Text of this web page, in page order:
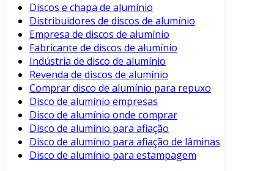
Discos e chapa de alumínio
Distribuidores de discos de alumínio
Empresa de discos de alumínio
Fabricante de discos de alumínio
Indústria de disco de alumínio
Revenda de discos de alumínio
Comprar disco de alumínio para repuxo
Disco de alumínio empresas
Disco de alumínio onde comprar
Disco de alumínio para afiação
Disco de alumínio para afiação de lâminas
Disco de alumínio para estampagem